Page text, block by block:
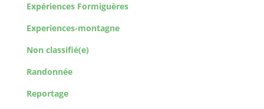
Expériences Formiguères
Experiences-montagne
Non classifié(e)
Randonnée
Reportage